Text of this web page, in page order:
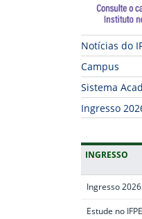
Notícias do
Campus
Sistema
Ingresso
INGRESSO
Ingresso
Estude no IFPE